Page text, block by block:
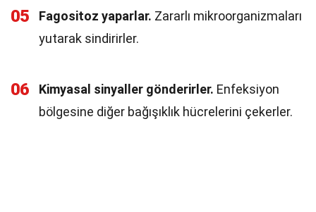
05 Fagositoz yaparlar. Zararlı mikroorganizmaları
yutarak sindirirler.
06 Kimyasal sinyaller gönderirler. Enfeksiyon
bölgesine diğer bağışıklık hücrelerini çekerler.